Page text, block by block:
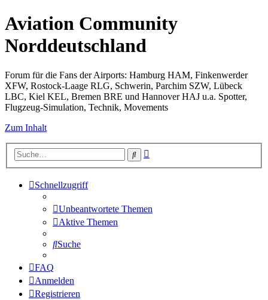
Aviation Community
Norddeutschland
Forum für die Fans der Airports: Hamburg HAM, Finkenwerder
XFW, Rostock-Laage RLG, Schwerin, Parchim SZW, Lübeck
LBC, Kiel KEL, Bremen BRE und Hannover HAJ u.a. Spotter,
Flugzeug-Simulation, Technik, Movements
Zum Inhalt
Suche
Schnellzugriff
Unbeantwortete Themen
Aktive Themen
Suche
FAQ
Anmelden
Registrieren